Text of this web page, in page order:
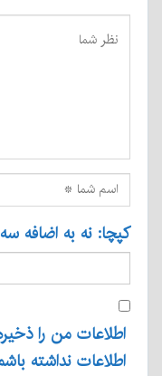
کپچا: نه به اضافه
اطلاعات من را
اطلاعات نداشته